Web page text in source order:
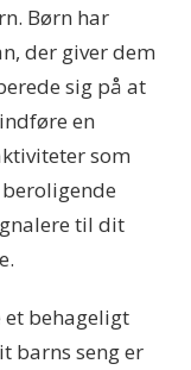
Børn har
der giver dem
sig på at
en
som
til dit
et behageligt
barns seng er